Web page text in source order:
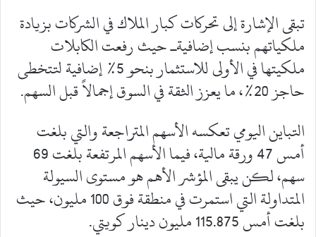
تبقى الإشارة إلى تحركات كبار الملاك في الشركات بزيادة
ملكياتهم بنسب إضافيةـ حيث رفعت الكابلات
ملكيتها في الأولى للاستثمار بنحو 5% إضافية لتتخطى
حاجز 20%، ما يعزز الثقة في السوق إجمالاً قبل السهم.
التباين اليومي تعكسه الأسهم المتراجعة والتي بلغت
أمس 47 ورقة مالية، فيما الأسهم المرتفعة بلغت 69
سهم، لكن يبقى المؤشر الأهم هو مستوى السيولة
المتداولة التي استمرت في منطقة فوق 100 مليون، حيث
بلغت أمس 115.875 مليون دينار كويتي.